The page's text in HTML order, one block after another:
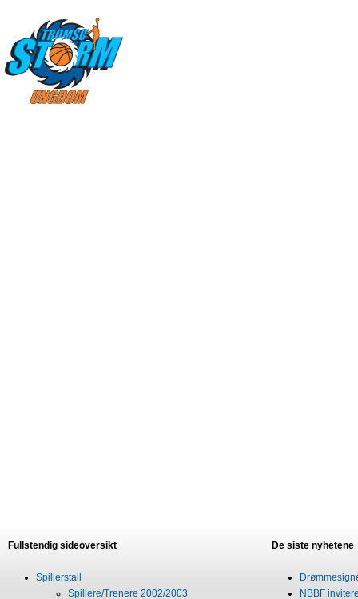
Fullstendig sideoversikt
Spillerstall
Spillere/Trenere 2002/2003
De siste nyhetene
NBBF